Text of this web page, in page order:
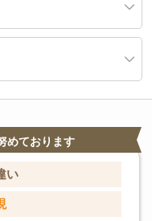
めております
い